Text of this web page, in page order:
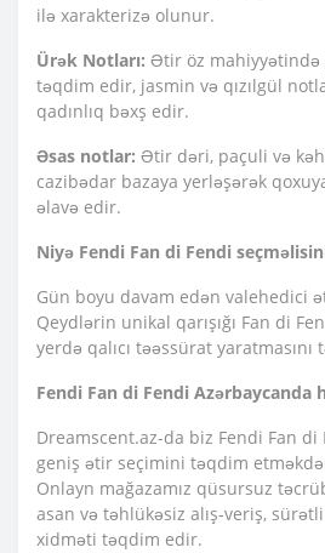
ilə xarakterizə olunur.
Ürək Notları: Ətir öz mahiyyətində
təqdim edir, jasmin və qızılgül
qadınlıq bəxş edir.
Əsas notlar: Ətir dəri, paçuli və
cazibədar bazaya yerləşərək
əlavə edir.
Niyə Fendi Fan di Fendi
Gün boyu davam edən valehedici
Qeydlərin unikal qarışığı Fan di
yerdə qalıcı təəssürat
Fendi Fan di Fendi Azərbaycanda
Dreamscent.az-da biz Fendi Fan
geniş ətir seçimini təqdim
Onlayn mağazamız qüsursuz
asan və təhlükəsiz alış-veriş,
xidməti təqdim edir.